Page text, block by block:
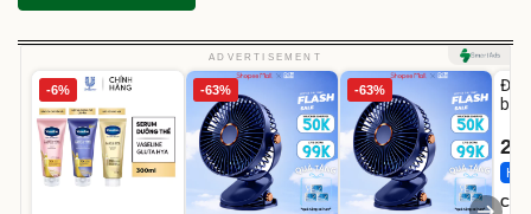
ADVERTISEMENT
-6% -63% -63%
Đai
bé
Hot